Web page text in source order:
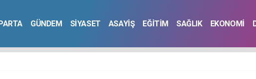
GÜNDEM SİYASET ASAYİŞ EĞİTİM SAĞLIK EKONOMİ